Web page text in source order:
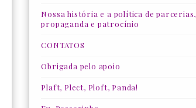
Nossa história e a política de parcerias,
propaganda e patrocínio
CONTATOS
Obrigada pelo apoio
Plaft, Plect, Ploft, Panda!